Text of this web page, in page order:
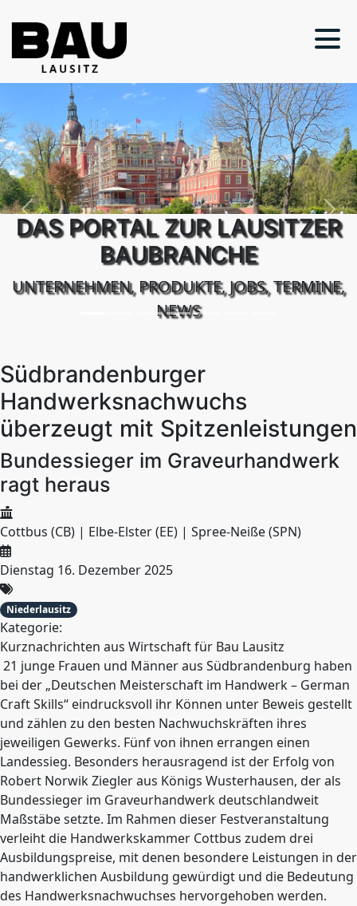
DAS PORTAL ZUR LAUSITZER
BAUBRANCHE
UNTERNEHMEN, PRODUKTE, JOBS, TERMINE,
NEWS
Previous Next
Südbrandenburger
Handwerksnachwuchs
überzeugt mit Spitzenleistungen
Bundessieger im Graveurhandwerk
ragt heraus
Cottbus (CB) | Elbe-Elster (EE) | Spree-Neiße (SPN)
Dienstag 16. Dezember 2025
Niederlausitz
Kategorie:
Kurznachrichten aus Wirtschaft für Bau Lausitz
21 junge Frauen und Männer aus Südbrandenburg haben
bei der „Deutschen Meisterschaft im Handwerk – German
Craft Skills“ eindrucksvoll ihr Können unter Beweis gestellt
und zählen zu den besten Nachwuchskräften ihres
jeweiligen Gewerks. Fünf von ihnen errangen einen
Landessieg. Besonders herausragend ist der Erfolg von
Robert Norwik Ziegler aus Königs Wusterhausen, der als
Bundessieger im Graveurhandwerk deutschlandweit
Maßstäbe setzte. Im Rahmen dieser Festveranstaltung
verleiht die Handwerkskammer Cottbus zudem drei
Ausbildungspreise, mit denen besondere Leistungen in der
handwerklichen Ausbildung gewürdigt und die Bedeutung
des Handwerksnachwuchses hervorgehoben werden.